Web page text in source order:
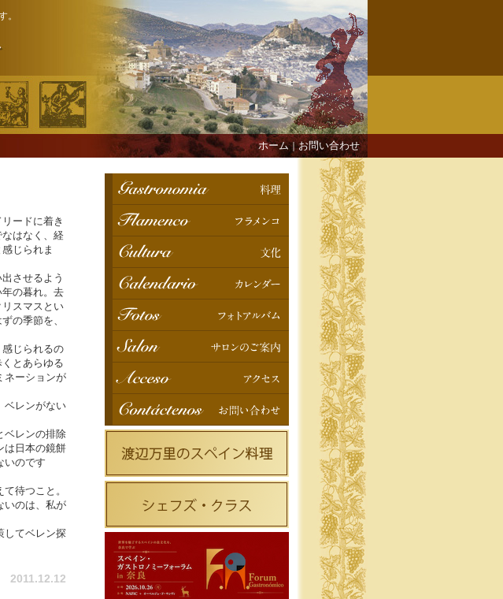
。
ホーム｜お問い合わせ
ードに着き
はなく、経
じられま
させるよう
の暮れ。去
スマスとい
の季節を、
じられるの
とあらゆる
ネーションが
ベレンがない
ベレンの排除
は日本の鏡餅
いのです
待つこと。
いのは、私が
してベレン探
2011.12.12